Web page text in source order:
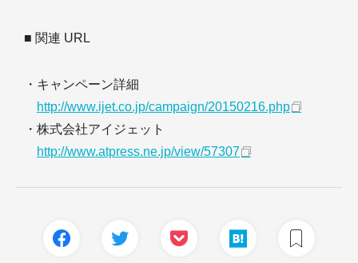
■ 関連 URL
・キャンペーン詳細
http://www.ijet.co.jp/campaign/20150216.php
・株式会社アイジェット
http://www.atpress.ne.jp/view/57307